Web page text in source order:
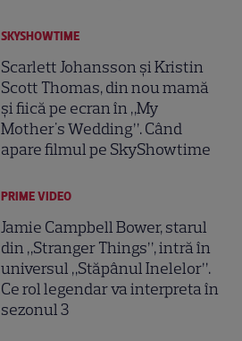
SKYSHOWTIME
Scarlett Johansson și Kristin
Scott Thomas, din nou mamă
și fiică pe ecran în „My
Mother's Wedding”. Când
apare filmul pe SkyShowtime
PRIME VIDEO
Jamie Campbell Bower, starul
din „Stranger Things”, intră în
universul „Stăpânul Inelelor”.
Ce rol legendar va interpreta în
sezonul 3